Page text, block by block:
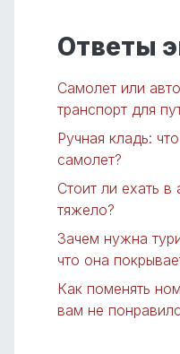
Ответы
Самолет или
транспорт для
Ручная кладь:
самолет?
Стоит ли ехать в
тяжело?
Зачем нужна
что она
Как поменять
вам не